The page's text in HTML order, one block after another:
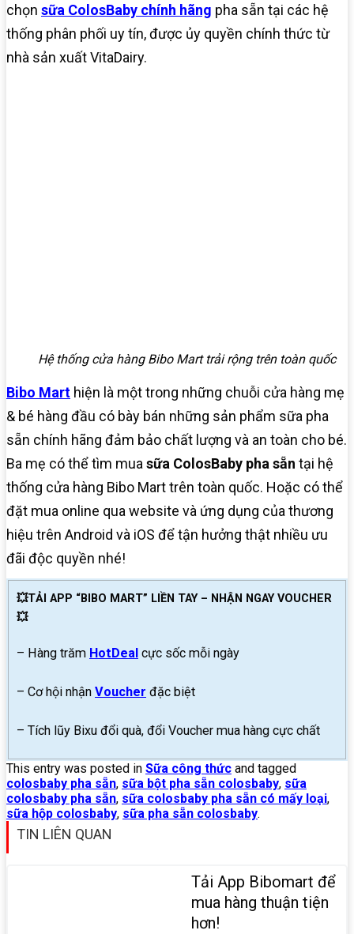
chọn sữa ColosBaby chính hãng pha sẵn tại các hệ
thống phân phối uy tín, được ủy quyền chính thức từ
nhà sản xuất VitaDairy.
Hệ thống cửa hàng Bibo Mart trải rộng trên toàn quốc
Bibo Mart hiện là một trong những chuỗi cửa hàng mẹ
& bé hàng đầu có bày bán những sản phẩm sữa pha
sẵn chính hãng đảm bảo chất lượng và an toàn cho bé.
Ba mẹ có thể tìm mua sữa ColosBaby pha sẵn tại hệ
thống cửa hàng Bibo Mart trên toàn quốc. Hoặc có thể
đặt mua online qua website và ứng dụng của thương
hiệu trên Android và iOS để tận hưởng thật nhiều ưu
đãi độc quyền nhé!
💥TẢI APP “BIBO MART” LIỀN TAY – NHẬN NGAY VOUCHER
💥
– Hàng trăm HotDeal cực sốc mỗi ngày
– Cơ hội nhận Voucher đặc biệt
– Tích lũy Bixu đổi quà, đổi Voucher mua hàng cực chất
This entry was posted in Sữa công thức and tagged
colosbaby pha sẵn, sữa bột pha sẵn colosbaby, sữa
colosbaby pha sẵn, sữa colosbaby pha sẵn có mấy loại,
sữa hộp colosbaby, sữa pha sẵn colosbaby.
TIN LIÊN QUAN
Tải App Bibomart để
mua hàng thuận tiện
hơn!